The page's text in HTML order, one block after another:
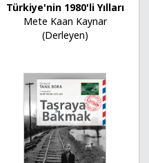
Türkiye'nin 1980'li Yılları
Mete Kaan Kaynar
(Derleyen)